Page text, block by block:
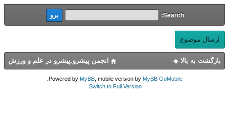
Search:
ارسال موضوع
بازگشت به بالا انجمن پیشرو.پیشرو در علم و ورزش
Powered by MyBB, mobile version by MyBB GoMobile
Switch to Full Version